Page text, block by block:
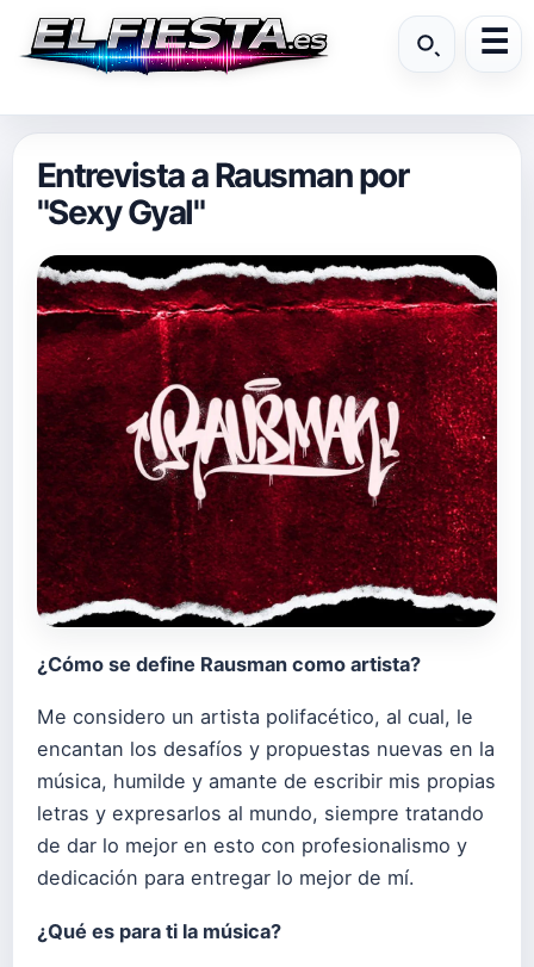
Entrevista a Rausman por
"Sexy Gyal"
¿Cómo se define Rausman como artista?
Me considero un artista polifacético, al cual, le
encantan los desafíos y propuestas nuevas en la
música, humilde y amante de escribir mis propias
letras y expresarlos al mundo, siempre tratando
de dar lo mejor en esto con profesionalismo y
dedicación para entregar lo mejor de mí.
¿Qué es para ti la música?